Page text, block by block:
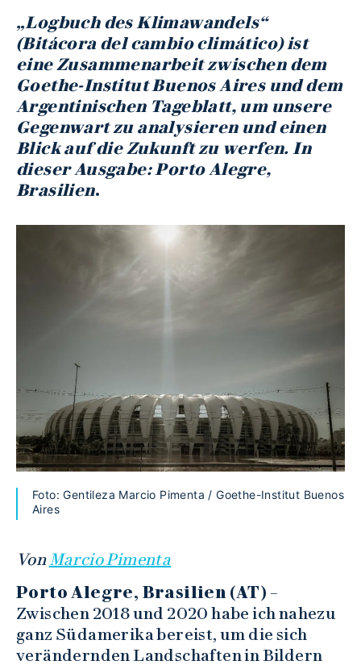
„Logbuch des Klimawandels“
(Bitácora del cambio climático) ist
eine Zusammenarbeit zwischen dem
Goethe-Institut Buenos Aires und dem
Argentinischen Tageblatt, um unsere
Gegenwart zu analysieren und einen
Blick auf die Zukunft zu werfen. In
dieser Ausgabe: Porto Alegre,
Brasilien.
Foto: Gentileza Marcio Pimenta / Goethe-Institut Buenos
Aires
Von Marcio Pimenta
Porto Alegre, Brasilien (AT) –
Zwischen 2018 und 2020 habe ich nahezu
ganz Südamerika bereist, um die sich
verändernden Landschaften in Bildern